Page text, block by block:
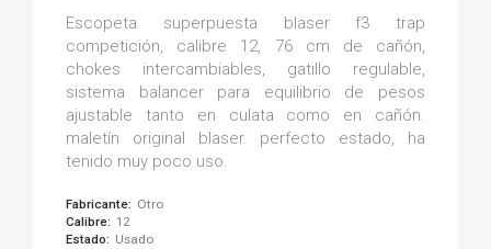
Escopeta superpuesta blaser f3 trap
competición, calibre 12, 76 cm de cañón,
chokes intercambiables, gatillo regulable,
sistema balancer para equilibrio de pesos
ajustable tanto en culata como en cañón.
maletín original blaser. perfecto estado, ha
tenido muy poco uso.
Fabricante: Otro
Calibre: 12
Estado: Usado